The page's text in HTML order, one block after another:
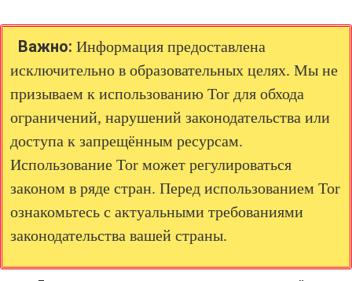
Важно: Информация предоставлена
исключительно в образовательных целях. Мы не
призываем к использованию Tor для обхода
ограничений, нарушений законодательства или
доступа к запрещённым ресурсам.
Использование Tor может регулироваться
законом в ряде стран. Перед использованием Tor
ознакомьтесь с актуальными требованиями
законодательства вашей страны.